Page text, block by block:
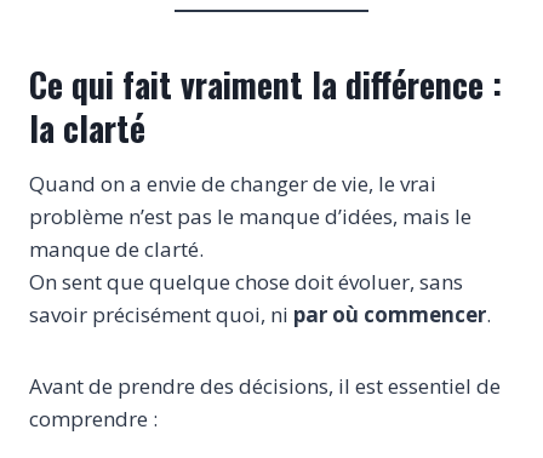
Ce qui fait vraiment la différence :
la clarté
Quand on a envie de changer de vie, le vrai
problème n’est pas le manque d’idées, mais le
manque de clarté.
On sent que quelque chose doit évoluer, sans
savoir précisément quoi, ni par où commencer.
Avant de prendre des décisions, il est essentiel de
comprendre :